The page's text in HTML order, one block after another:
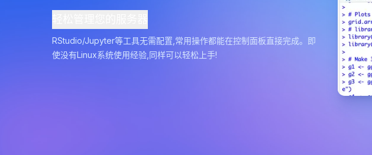
RStudio/Jupyter等工具无需配置,常用操作都能在控制面板直接完成。即
使没有Linux系统使用经验,同样可以轻松上手!